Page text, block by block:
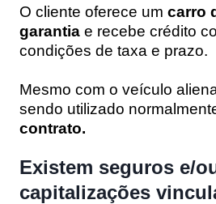
O cliente oferece um carro
garantia e recebe crédito
condições de taxa e prazo.
Mesmo com o veículo
sendo utilizado
contrato.
Existem seguros e/
capitalizações